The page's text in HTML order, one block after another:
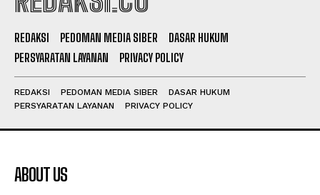
REDAKSI PEDOMAN MEDIA SIBER
DASAR HUKUM
PERSYARATAN LAYANAN
PRIVACY POLICY
REDAKSI PEDOMAN MEDIA SIBER
DASAR HUKUM
PERSYARATAN LAYANAN
PRIVACY POLICY
ABOUT US